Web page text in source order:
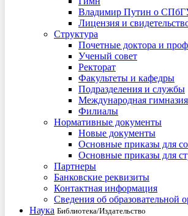
Владимир Путин о
Лицензия и
Структура
Почетные доктора и
Ученый совет
Ректорат
Факультеты и кафедры
Подразделения и службы
Международная
Филиалы
Нормативные документы
Новые документы
Основные приказы для
Основные приказы для
Партнеры
Банковские реквизиты
Контактная информация
Сведения об образовательной
Наука Библиотека/Издательство